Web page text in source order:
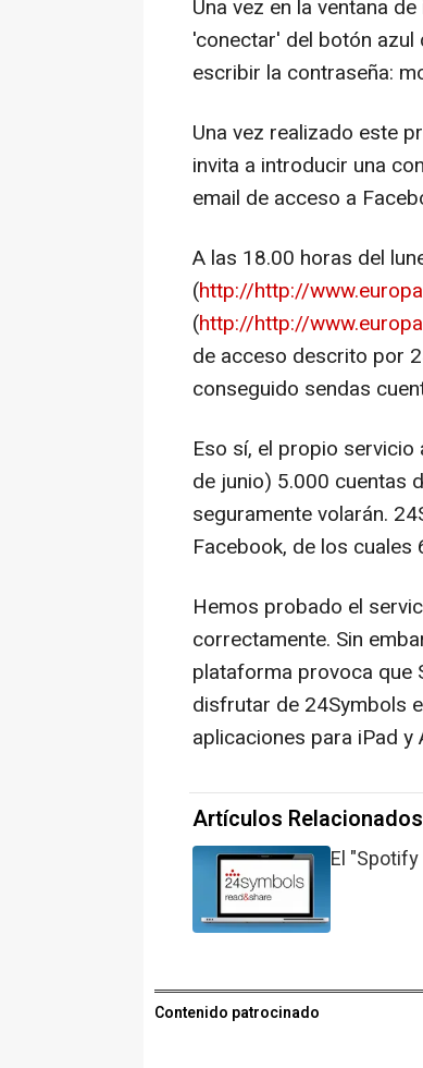
Una vez en la ventana
'conectar' del botón
escribir la contraseña:
Una vez realizado este
invita a introducir una
email de acceso a
A las 18.00 horas del
(http://http://
(http://http://
de acceso descrito por
conseguido sendas
Eso sí, el propio
de junio) 5.000 cuentas
seguramente volarán.
Facebook, de los
Hemos probado el
correctamente. Sin
plataforma provoca que
disfrutar de 24Symbols
aplicaciones para iPad y
Artículos Relacionados
El
Contenido patrocinado